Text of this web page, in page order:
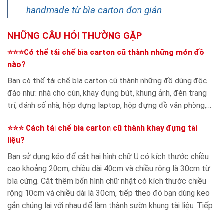
handmade từ bìa carton đơn giản
NHỮNG CÂU HỎI THƯỜNG GẶP
⭐⭐⭐Có thể tái chế bìa carton cũ thành những món đồ
nào?
Bạn có thể tái chế bìa carton cũ thành những đồ dùng độc
đáo như: nhà cho cún, khay đựng bút, khung ảnh, đèn trang
trí, đánh số nhà, hộp đựng laptop, hộp đựng đồ văn phòng,…
⭐⭐⭐ Cách tái chế bìa carton cũ thành khay đựng tài
liệu?
Bạn sử dụng kéo để cắt hai hình chữ U có kích thước chiều
cao khoảng 20cm, chiều dài 40cm và chiều rộng là 30cm từ
bìa cứng. Cắt thêm bốn hình chữ nhật có kích thước chiều
rộng 10cm và chiều dài là 30cm, tiếp theo đó bạn dùng keo
gắn chúng lại với nhau để làm thành sườn khung tài liệu. Tiếp